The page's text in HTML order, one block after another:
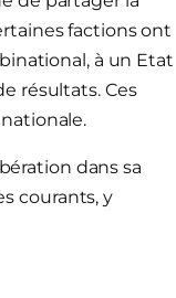
factions ont
à un Etat
résultats. Ces
dans sa
courants, y